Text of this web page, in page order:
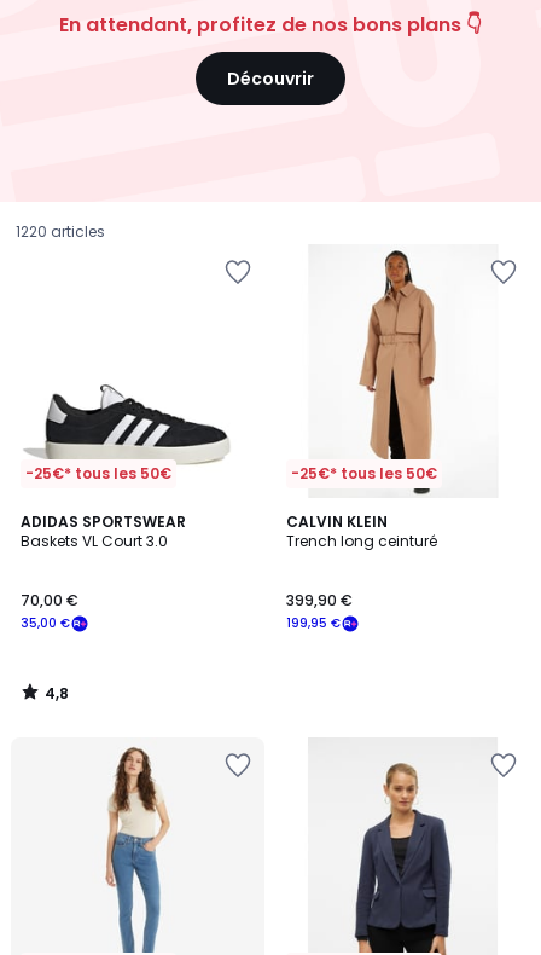
En attendant, profitez de nos bons plans 👇
Découvrir
1220 articles
-25€* tous les 50€
ADIDAS SPORTSWEAR
Baskets VL Court 3.0
€
souscrivez
notre
programme
35,00 €
70,00 €
4,8
/ 5
4,8
/
-25€* tous les 50€
CALVIN KLEIN
Trench long ceinturé
199,95 €
399,90 €